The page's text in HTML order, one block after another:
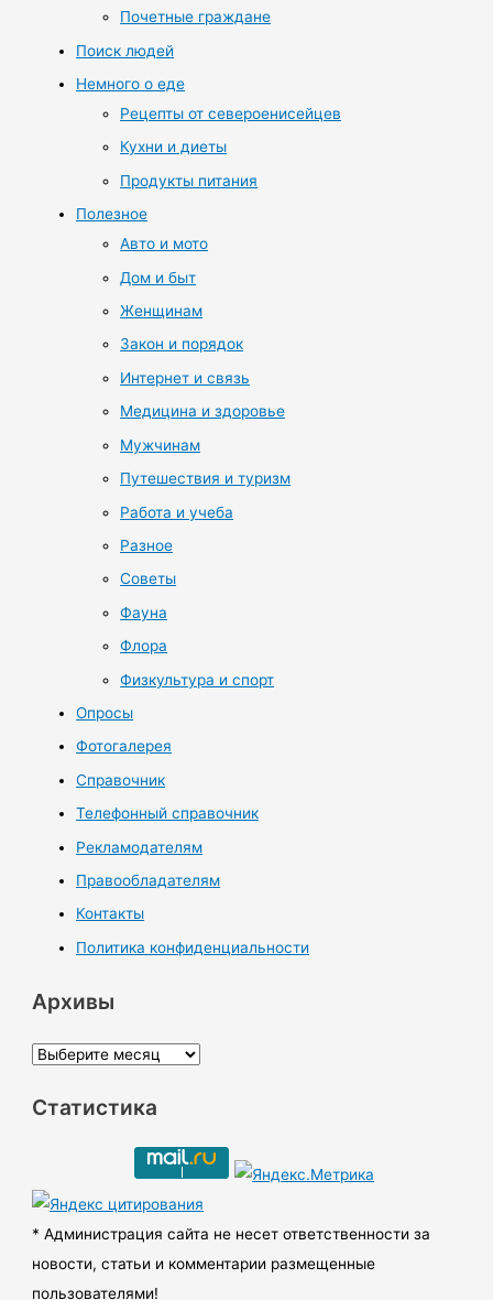
Почетные граждане
Поиск людей
Немного о еде
Рецепты от североенисейцев
Кухни и диеты
Продукты питания
Полезное
Авто и мото
Дом и быт
Женщинам
Закон и порядок
Интернет и связь
Медицина и здоровье
Мужчинам
Путешествия и туризм
Работа и учеба
Разное
Советы
Фауна
Флора
Физкультура и спорт
Опросы
Фотогалерея
Справочник
Телефонный справочник
Рекламодателям
Правообладателям
Контакты
Политика конфиденциальности
Архивы
А
х
ы
Статистика
* Администрация сайта не несет ответственности за
новости, статьи и комментарии размещенные
пользователями!